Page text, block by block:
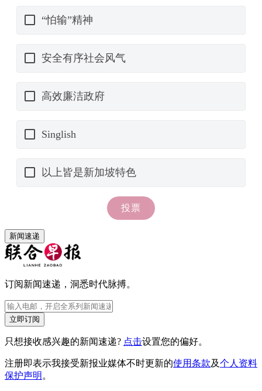
新闻速递
订阅新闻速递，洞悉时代脉搏。
立即订阅
只想接收感兴趣的新闻速递? 点击设置您的偏好。
注册即表示我接受新报业媒体不时更新的使用条款及个人资料
保护声明 。